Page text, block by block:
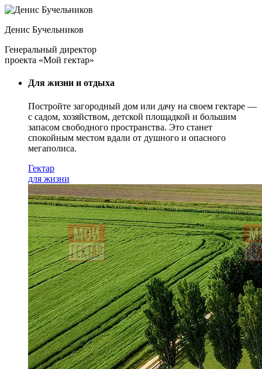
Денис Бучельников
Генеральный директор
проекта «Мой гектар»
Для жизни и отдыха
Постройте загородный дом или дачу на своем гектаре —
с садом, хозяйством, детской площадкой и большим
запасом свободного пространства. Это станет
спокойным местом вдали от душного и опасного
мегаполиса.
Гектар
для жизни